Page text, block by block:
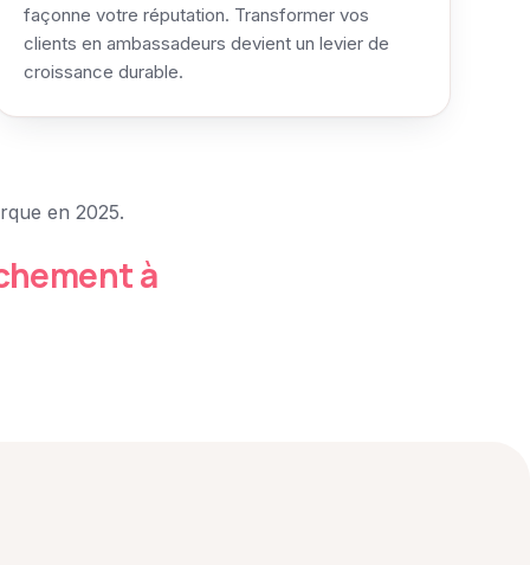
façonne votre réputation. Transformer vos
clients en ambassadeurs devient un levier de
croissance durable.
en 2025.
à